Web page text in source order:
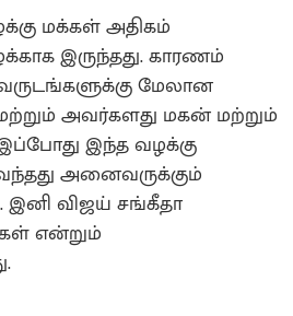
மக்கள் அதிகம்
இருந்தது. காரணம்
மேலான
அவர்களது மகன் மற்றும்
இந்த வழக்கு
வந்தது அனைவருக்கும்
இனி விஜய் சங்கீதா
என்றும்